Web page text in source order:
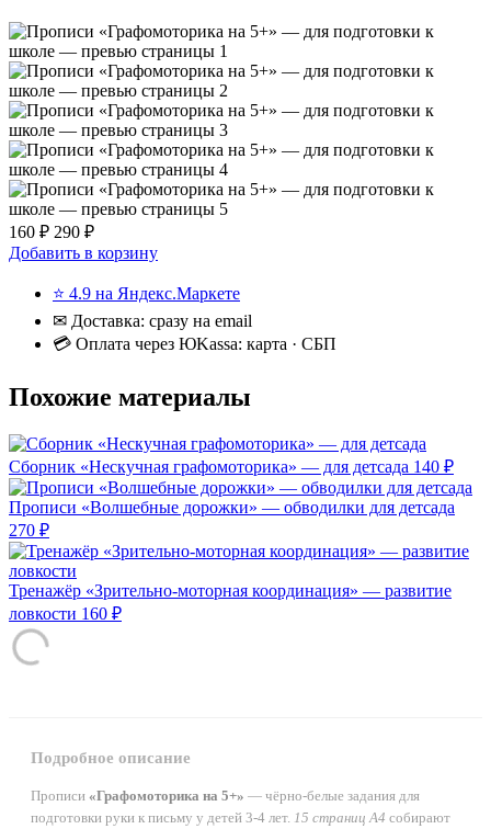
160 ₽ 290 ₽
Добавить в корзину
⭐ 4.9 на Яндекс.Маркете
✉ Доставка: сразу на email
💳 Оплата через ЮKassa: карта · СБП
Похожие материалы
Сборник «Нескучная графомоторика» — для детсада 140 ₽
Прописи «Волшебные дорожки» — обводилки для детсада
270 ₽
Тренажёр «Зрительно-моторная координация» — развитие
ловкости 160 ₽
Подробное описание
Прописи «Графомоторика на 5+» — чёрно-белые задания для
подготовки руки к письму у детей 3-4 лет. 15 страниц А4 собирают